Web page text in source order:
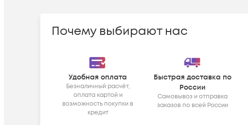
Почему выбирают нас
Удобная оплата
Безналичный расчёт,
оплата картой и
возможность покупки в
кредит
Быстрая доставка по
России
Самовывоз и отправка
заказов по всей России